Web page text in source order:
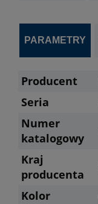
PARAMETRY
Producent
Seria
Numer
katalogowy
Kraj
producenta
Kolor